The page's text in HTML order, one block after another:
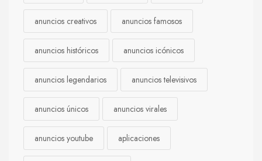
anuncios creativos anuncios famosos
anuncios históricos anuncios icónicos
anuncios legendarios anuncios televisivos
anuncios únicos anuncios virales
anuncios youtube aplicaciones